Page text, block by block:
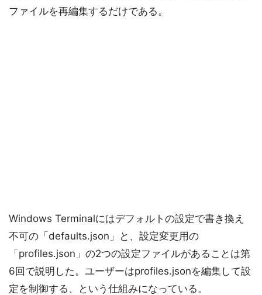
ファイルを再編集するだけである。
Windows Terminalにはデフォルトの設定で書き換え
不可の「defaults.json」と、設定変更用の
「profiles.json」の2つの設定ファイルがあることは第
6回で説明した。ユーザーはprofiles.jsonを編集して設
定を制御する、という仕組みになっている。